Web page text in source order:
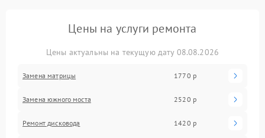
Цены на услуги ремонта
Цены актуальны на текущую дату 08.08.2026
Замена матрицы 1770 р
Замена южного моста 2520 р
Ремонт дисковода 1420 р